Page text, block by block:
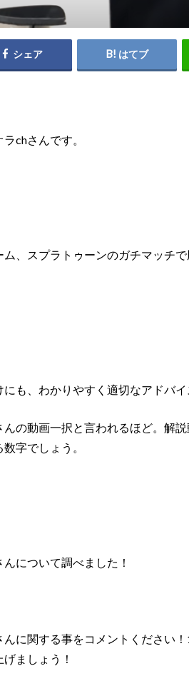
シェア はてブ
ラchさんです。
ム、スプラトゥーンのガチマッチ
も、わかりやすく適切なアドバ
んの動画一択と言われるほど。解
字でしょう。
について調べました！
んに関する事をコメントください
ましょう！